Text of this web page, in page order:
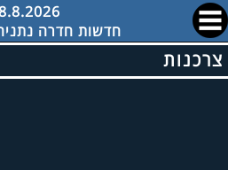
חדשות חדרה
צרכנות